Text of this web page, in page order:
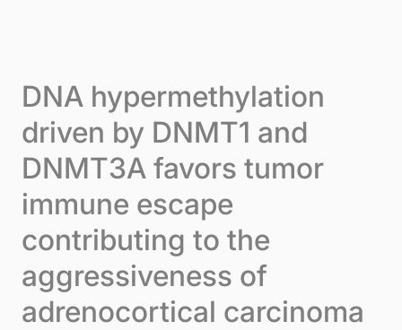
DNA hypermethylation
driven by DNMT1 and
DNMT3A favors tumor
immune escape
contributing to the
aggressiveness of
adrenocortical carcinoma